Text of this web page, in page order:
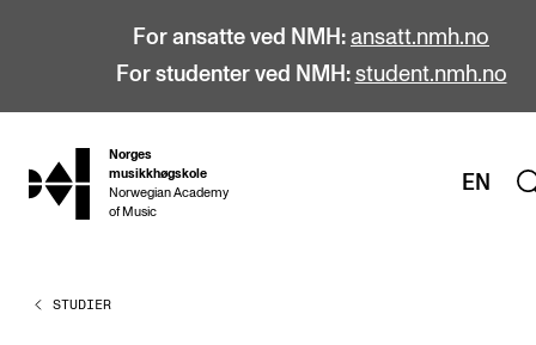
For ansatte ved NMH: ansatt.nmh.no
For studenter ved NMH: student.nmh.no
hjem
Norges
musikkhøgskole
Norwegian Academy
of Music
EN
STUDIER
STUDIER